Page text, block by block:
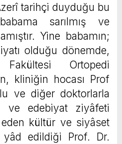
tarihçi duyduğu bu
sarılmış ve
Yine babamın;
olduğu dönemde,
Ortopedi
kliniğin hocası Prof
ve diğer doktorlarla
ve edebiyat ziyâfeti
kültür ve siyâset
yâd edildiği Prof. Dr.